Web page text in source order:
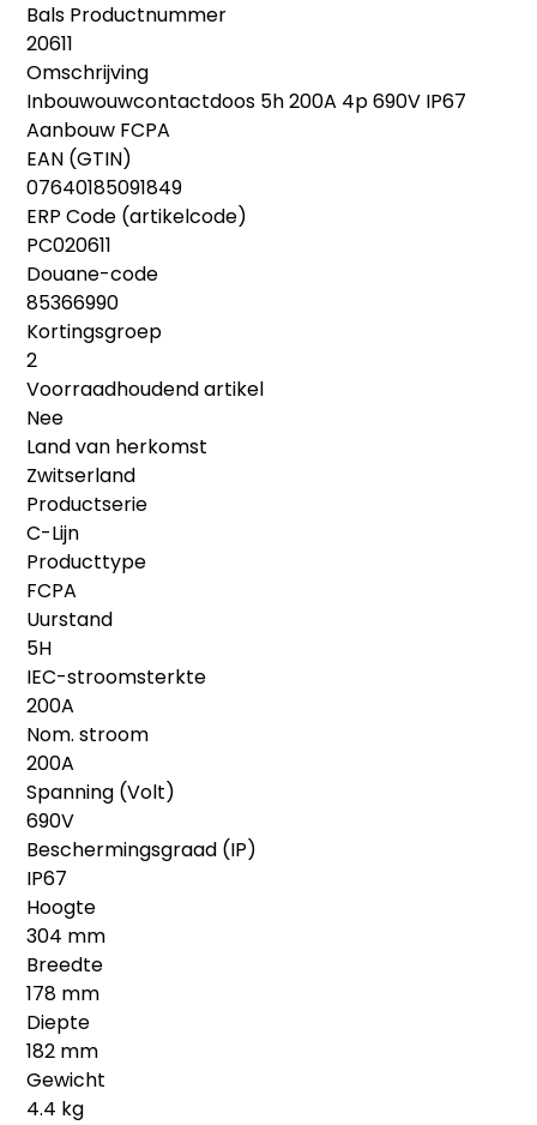
Bals Productnummer
20611
Omschrijving
Inbouwouwcontactdoos 5h 200A 4p 690V IP67
Aanbouw FCPA
EAN (GTIN)
07640185091849
ERP Code (artikelcode)
PC020611
Douane-code
85366990
Kortingsgroep
2
Voorraadhoudend artikel
Nee
Land van herkomst
Zwitserland
Productserie
C-Lijn
Producttype
FCPA
Uurstand
5H
IEC-stroomsterkte
200A
Nom. stroom
200A
Spanning (Volt)
690V
Beschermingsgraad (IP)
IP67
Hoogte
304 mm
Breedte
178 mm
Diepte
182 mm
Gewicht
4.4 kg